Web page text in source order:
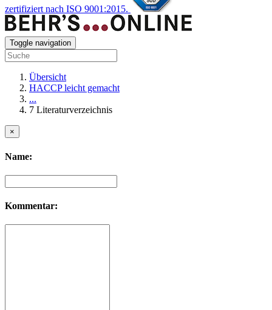
zertifiziert nach ISO 9001:2015.
Toggle navigation
Übersicht
HACCP leicht gemacht
...
7 Literaturverzeichnis
×
Name:
Kommentar: